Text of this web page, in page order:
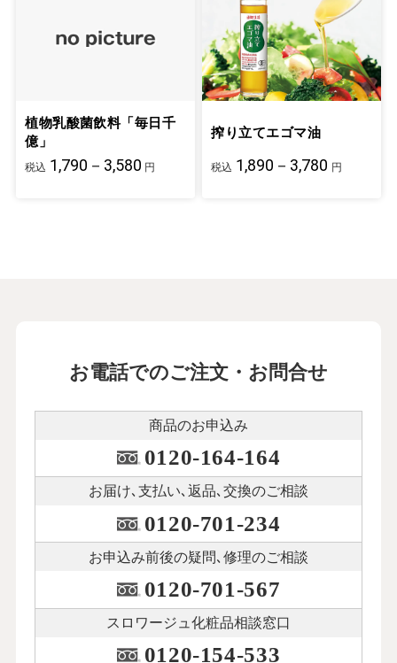
植物乳酸菌飲料「毎日千
億」
税込 1,790－3,580 円
搾り立てエゴマ油
税込 1,890－3,780 円
お電話でのご注文・お問合せ
商品のお申込み
0120-164-164
お届け､支払い､ 返品､交換のご相談
0120-701-234
お申込み前後の疑問､修理のご相談
0120-701-567
スロワージュ化粧品相談窓口
0120-154-533